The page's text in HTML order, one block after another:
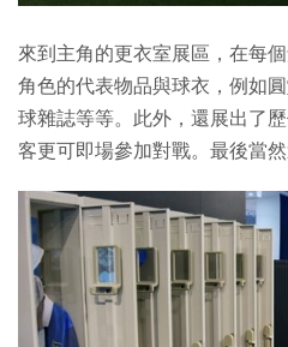
來到主角的更衣室展區，在每
角色的代表物品與球衣，例如
球雜誌等等。此外，還展出了
客更可即場參加對戰。最後當